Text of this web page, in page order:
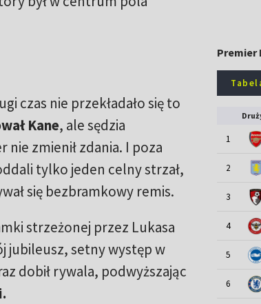
czas nie przekładało się to
Kane, ale sędzia
nie zmienił zdania. I poza
tylko jeden celny strzał,
się bezbramkowy remis.
strzeżonej przez Lukasa
jubileusz, setny występ w
dobił rywala, podwyższając
Premier
1
2
3
4
5
6